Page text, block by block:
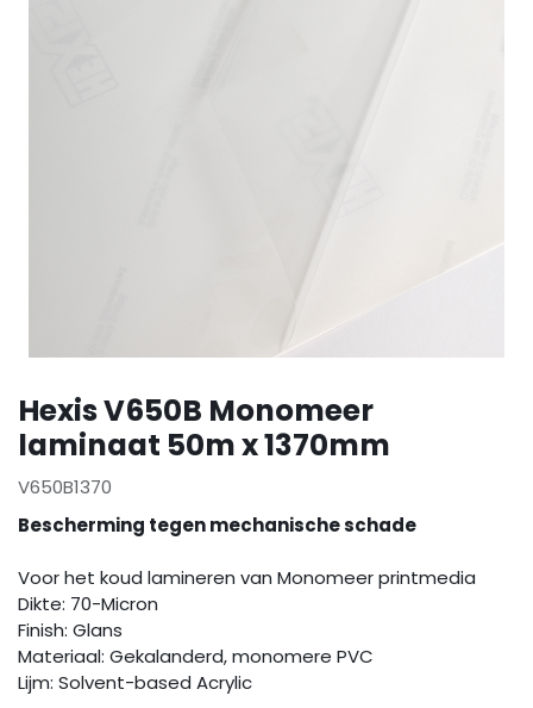
Hexis V650B Monomeer
laminaat 50m x 1370mm
V650B1370
Bescherming tegen mechanische schade
Voor het koud lamineren van Monomeer printmedia
Dikte: 70-Micron
Finish: Glans
Materiaal: Gekalanderd, monomere PVC
Lijm: Solvent-based Acrylic